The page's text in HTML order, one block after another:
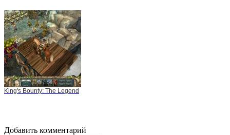
King's Bounty: The Legend
Добавить комментарий